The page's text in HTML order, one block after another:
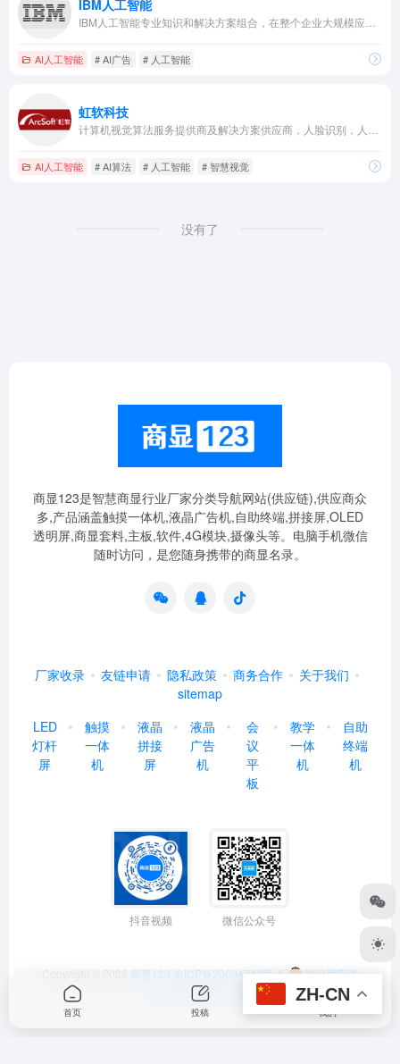
IBM人工智能
AI人工智能 # AI广告 # 人工智能
虹软科技
AI人工智能 # AI算法 # 人工智能 # 智慧视觉
没有了
商显123是智慧商显行业厂家分类导航网站(供应链),供应商众
多,产品涵盖触摸一体机,液晶广告机,自助终端,拼接屏,OLED
透明屏,商显套料,主板,软件,4G模块,摄像头等。电脑手机微信
随时访问，是您随身携带的商显名录。
厂家收录 友链申请 隐私政策 商务合作
关于我们
sitemap
LED
灯杆
屏
触摸
一体
机
液晶
拼接
屏
液晶
广告
机
会
议
平
板
教学
一体
机
自助
终端
机
抖音视频 微信公众号
Copyright © 2026 商显123 渝ICP备20004742号-1
渝公网安备
50022602000368号
ZH-CN
首页 投稿 我的